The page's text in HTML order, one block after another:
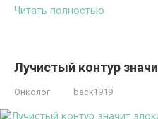
Читать полностью
Лучистый контур
Онколог back1919